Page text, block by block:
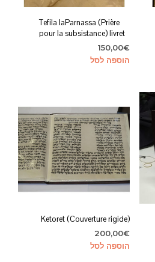
Tefila laParnassa (Prière
pour la subsistance) livret
150,00€
הוספה לסל
Ketoret (Couverture rigide)
200,00€
הוספה לסל